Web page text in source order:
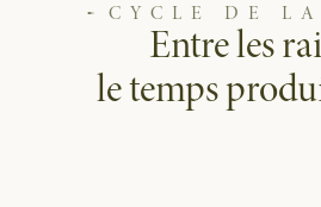
CYCLE DE
Entre les
le temps